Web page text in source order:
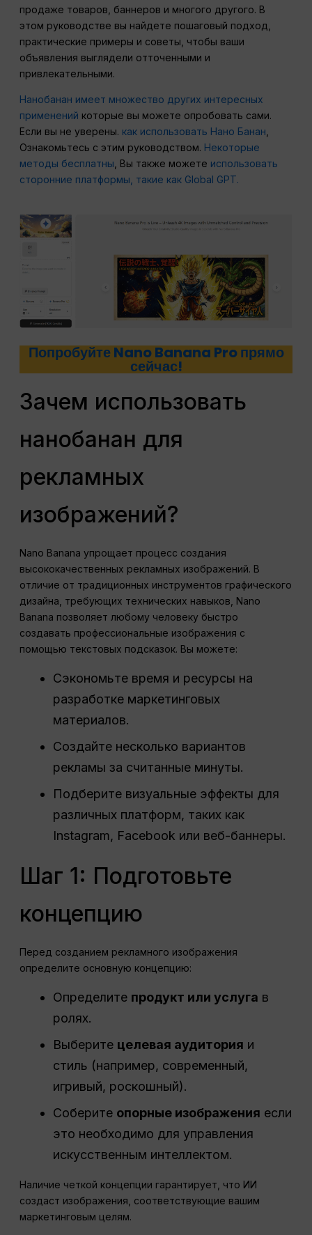
продаже товаров, баннеров и многого другого. В
этом руководстве вы найдете пошаговый подход,
практические примеры и советы, чтобы ваши
объявления выглядели отточенными и
привлекательными.
Нанобанан имеет множество других интересных
применений которые вы можете опробовать сами.
Если вы не уверены. как использовать Нано Банан
Ознакомьтесь с этим руководством. Некоторые
методы бесплатны , Вы также можете использовать
сторонние платформы, такие как Global GPT.
Попробуйте Nano Banana Pro прямо
сейчас!
Зачем использовать
нанобанан для
рекламных
изображений?
Nano Banana упрощает процесс создания
высококачественных рекламных изображений. В
отличие от традиционных инструментов графического
дизайна, требующих технических навыков, Nano
Banana позволяет любому человеку быстро
создавать профессиональные изображения с
помощью текстовых подсказок. Вы можете:
Сэкономьте время и ресурсы на
разработке маркетинговых
материалов.
Создайте несколько вариантов
рекламы за считанные минуты.
Подберите визуальные эффекты для
различных платформ, таких как
Instagram, Facebook или веб-баннеры.
Шаг 1: Подготовьте
концепцию
Перед созданием рекламного изображения
определите основную концепцию:
Определите продукт или услуга в
ролях.
Выберите целевая аудитория и
стиль (например, современный,
игривый, роскошный).
Соберите опорные изображения если
это необходимо для управления
искусственным интеллектом.
Наличие четкой концепции гарантирует, что ИИ
создаст изображения, соответствующие вашим
маркетинговым целям.